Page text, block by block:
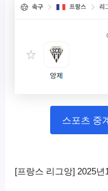
스포츠 중계
[프랑스 리그앙] 2025